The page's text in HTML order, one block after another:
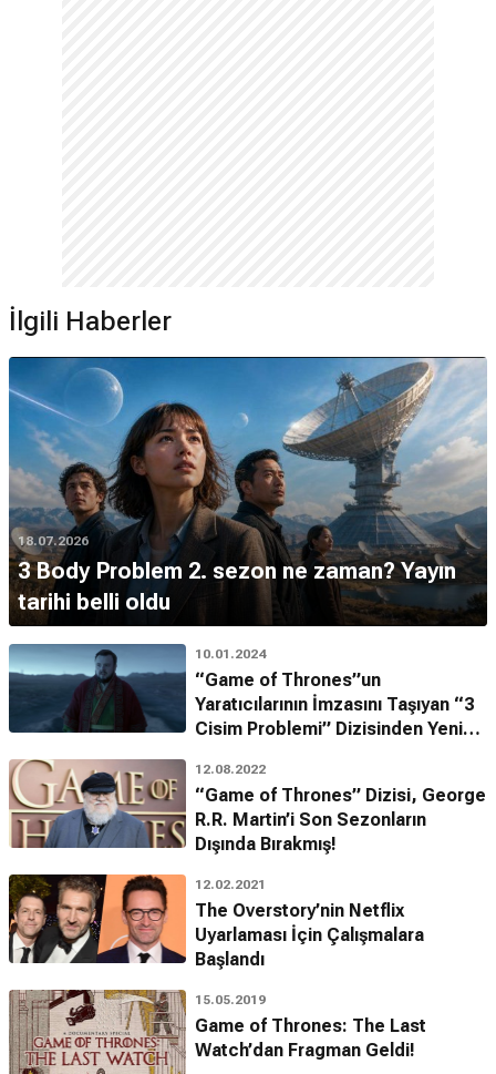
İlgili Haberler
18.07.2026
3 Body Problem 2. sezon ne zaman? Yayın
tarihi belli oldu
10.01.2024
“Game of Thrones”un
Yaratıcılarının İmzasını Taşıyan “3
Cisim Problemi” Dizisinden Yeni
12.08.2022
“Game of Thrones” Dizisi, George
R.R. Martin’i Son Sezonların
Dışında Bırakmış!
12.02.2021
The Overstory’nin Netflix
Uyarlaması İçin Çalışmalara
Başlandı
15.05.2019
Game of Thrones: The Last
Watch’dan Fragman Geldi!